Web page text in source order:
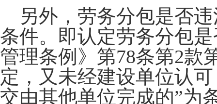
另外，劳务分包是否违
条件。即认定劳务分包
管理条例》第78条第2款
定，又未经建设单位认
交由其他单位完成的”为